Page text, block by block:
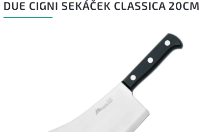
DUE CIGNI SEKÁČEK CLASSICA 20CM